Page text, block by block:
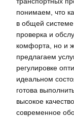
понимаем, что
в общей
проверка и
комфорта, но и
предлагаем
регулировке
идеальном
готова
высокое
современное